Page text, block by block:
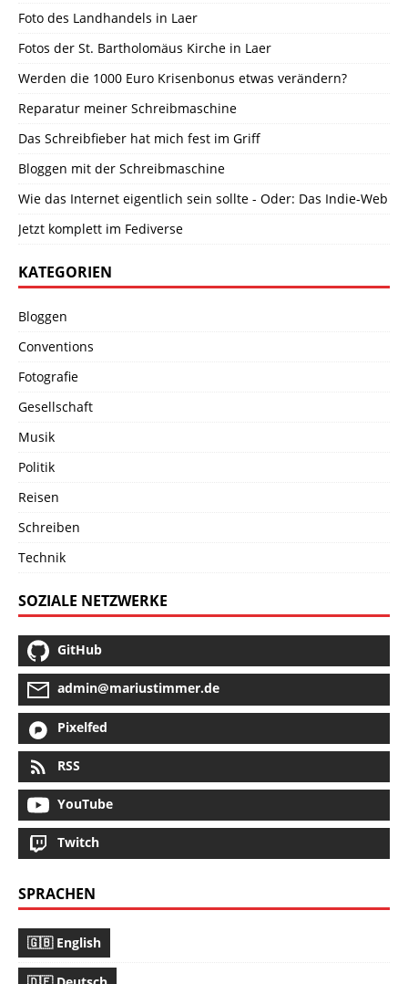
Foto des Landhandels in Laer
Fotos der St. Bartholomäus Kirche in Laer
Werden die 1000 Euro Krisenbonus etwas verändern?
Reparatur meiner Schreibmaschine
Das Schreibfieber hat mich fest im Griff
Bloggen mit der Schreibmaschine
Wie das Internet eigentlich sein sollte - Oder: Das Indie-Web
Jetzt komplett im Fediverse
KATEGORIEN
Bloggen
Conventions
Fotografie
Gesellschaft
Musik
Politik
Reisen
Schreiben
Technik
SOZIALE NETZWERKE
GitHub
admin@mariustimmer.de
Pixelfed
RSS
YouTube
Twitch
SPRACHEN
🇬🇧 English